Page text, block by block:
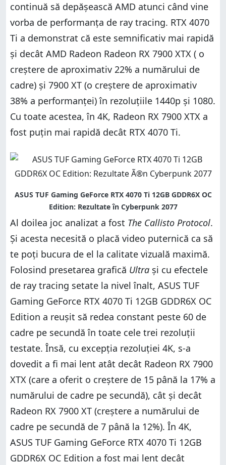
continuă să depășească AMD atunci când vine
vorba de performanța de ray tracing. RTX 4070
Ti a demonstrat că este semnificativ mai rapidă
și decât AMD Radeon Radeon RX 7900 XTX ( o
creștere de aproximativ 22% a numărului de
cadre) și 7900 XT (o creștere de aproximativ
38% a performanței) în rezoluțiile 1440p și 1080.
Cu toate acestea, în 4K, Radeon RX 7900 XTX a
fost puțin mai rapidă decât RTX 4070 Ti.
Al doilea joc analizat a fost The Callisto Protocol.
Și acesta necesită o placă video puternică ca să
te poți bucura de el la calitate vizuală maximă.
Folosind presetarea grafică Ultra și cu efectele
de ray tracing setate la nivel înalt, ASUS TUF
Gaming GeForce RTX 4070 Ti 12GB GDDR6X OC
Edition a reușit să redea constant peste 60 de
cadre pe secundă în toate cele trei rezoluții
testate. Însă, cu excepția rezoluției 4K, s-a
dovedit a fi mai lent atât decât Radeon RX 7900
XTX (care a oferit o creștere de 15 până la 17% a
numărului de cadre pe secundă), cât și decât
Radeon RX 7900 XT (creștere a numărului de
cadre pe secundă de 7 până la 12%). În 4K,
ASUS TUF Gaming GeForce RTX 4070 Ti 12GB
GDDR6X OC Edition a fost mai lent decât